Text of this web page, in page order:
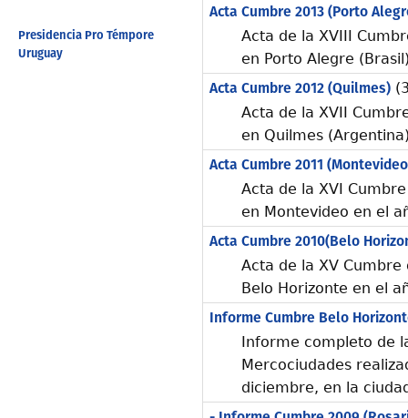
Presidencia Pro Témpore
Uruguay
Acta Cumbre 2013 (Porto
Acta de la XVIII
en Porto Alegre
Acta Cumbre 2012 (Quilmes)
Acta de la XVII
en Quilmes
Acta Cumbre 2011
Acta de la XVI
en Montevideo en el
Acta Cumbre 2010(Belo
Acta de la XV
Belo Horizonte en el
Informe Cumbre Belo
Informe completo de
Mercociudades
diciembre, en la